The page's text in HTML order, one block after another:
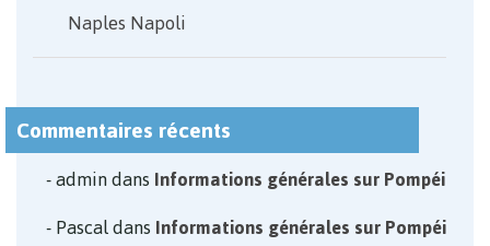
Naples Napoli
Commentaires récents
admindansInformations générales sur Pompéi
PascaldansInformations générales sur Pompéi